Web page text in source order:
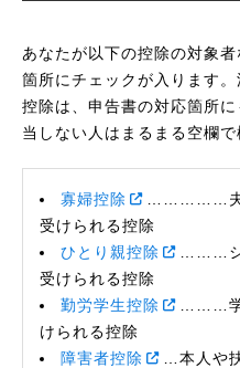
あなたが以下の控除の対象
箇所にチェックが入ります
控除は、申告書の対応箇所
当しない人はまるまる空欄で
寡婦控除
……………夫
受けられる控除
ひとり親控除
………シ
受けられる控除
勤労学生控除
………学
けられる控除
障害者控除
…本人や